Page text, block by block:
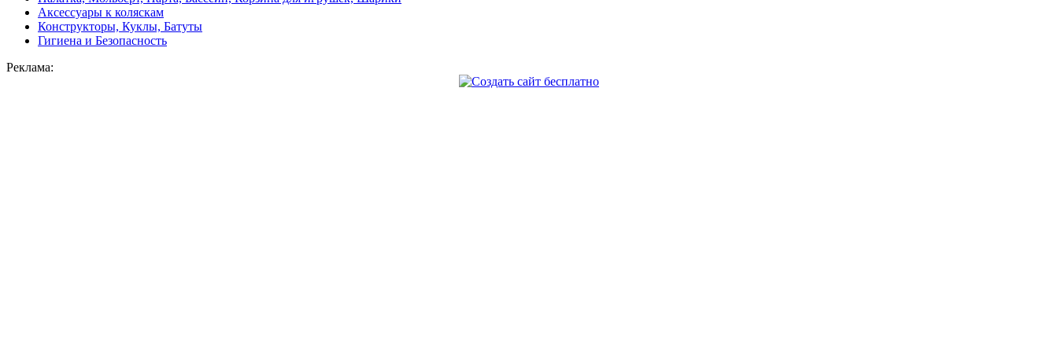
Аксессуары к коляскам
Конструкторы, Куклы, Батуты
Гигиена и Безопасность
Реклама: